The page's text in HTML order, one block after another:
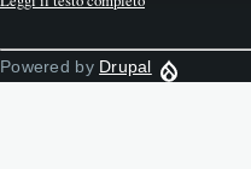
Powered by Drupal